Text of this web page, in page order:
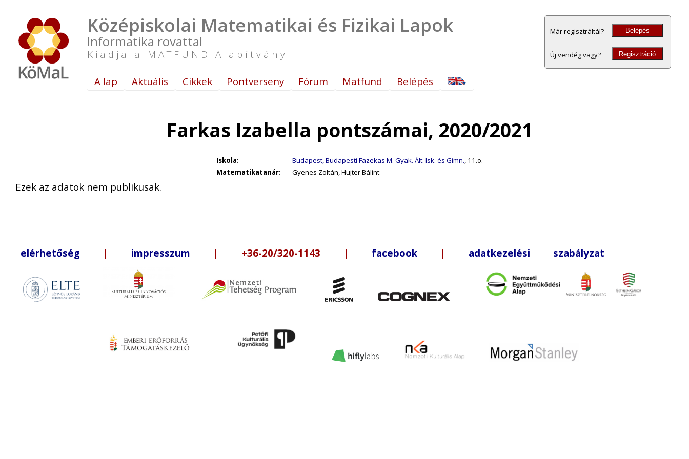
Középiskolai Matematikai és Fizikai Lapok
Informatika rovattal
Kiadja a MATFUND Alapítvány
Már regisztráltál? Belépés
Új vendég vagy? Regisztráció
A lap Aktuális Cikkek Pontverseny Fórum Matfund Belépés
Farkas Izabella pontszámai, 2020/2021
Iskola: Budapest, Budapesti Fazekas M. Gyak. Ált. Isk. és Gimn., 11.o.
Matematikatanár:
Gyenes Zoltán, Hujter Bálint
Ezek az adatok nem publikusak.
elérhetőség | impresszum | +36-20/320-1143 | facebook | adatkezelési szabályzat